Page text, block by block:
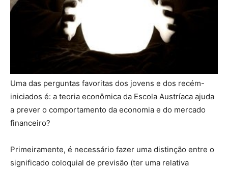
Uma das perguntas favoritas dos jovens e dos recém-
iniciados é: a teoria econômica da Escola Austríaca ajuda
a prever o comportamento da economia e do mercado
financeiro?
Primeiramente, é necessário fazer uma distinção entre o
significado coloquial de previsão (ter uma relativa